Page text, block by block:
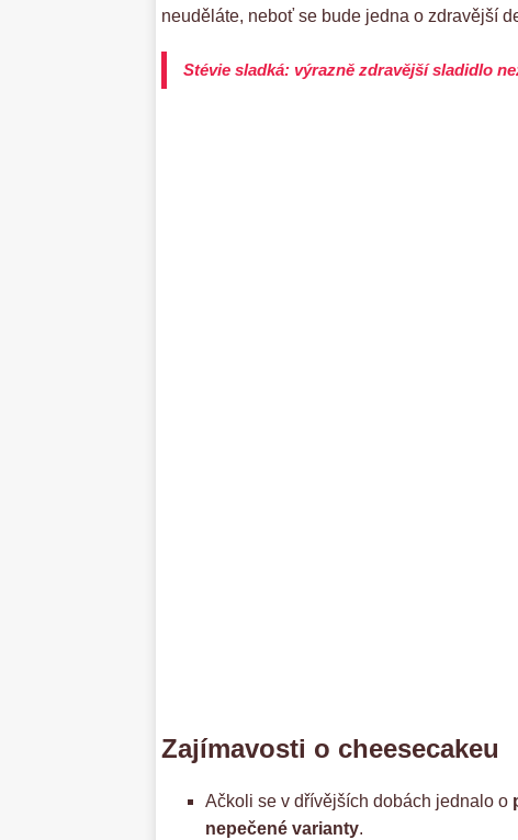
neuděláte, neboť se bude jedna o zdravější
Stévie sladká: výrazně zdravější sladidlo
Zajímavosti o cheesecakeu
Ačkoli se v dřívějších dobách jednalo o
nepečené varianty.